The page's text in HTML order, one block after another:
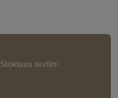
Stoklasa textilní